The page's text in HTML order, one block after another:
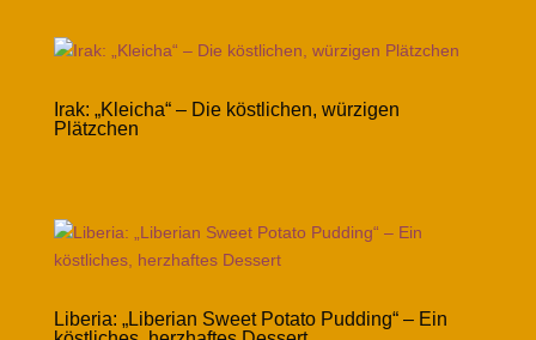
Irak: „Kleicha“ – Die köstlichen, würzigen
Plätzchen
Liberia: „Liberian Sweet Potato Pudding“ – Ein